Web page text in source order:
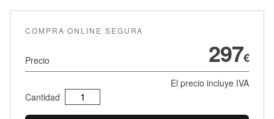
COMPRA ONLINE SEGURA
Precio 297€
El precio incluye IVA
Cantidad
Sabine